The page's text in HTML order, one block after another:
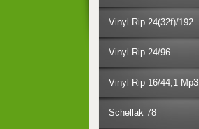
Vinyl Rip 24(32f)/192
Vinyl Rip 24/96
Vinyl Rip 16/44,1 Mp3
Schellak 78